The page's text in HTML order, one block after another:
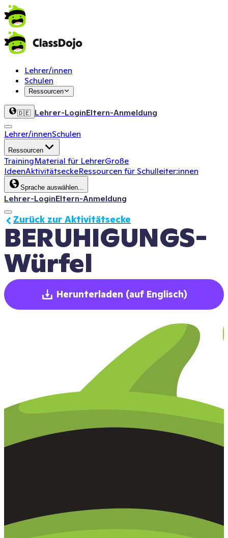
Lehrer/innen
Schulen
Ressourcen
🇩🇪 Lehrer-LoginEltern-Anmeldung
Lehrer/innenSchulen
Ressourcen
TrainingMaterial für LehrerGroße
IdeenAktivitätseckeRessourcen für Schulleiter:innen
Sprache auswählen...
Lehrer-LoginEltern-Anmeldung
BERUHIGUNGS-
Würfel
Zurück zur Aktivitätsecke
Herunterladen (auf Englisch)